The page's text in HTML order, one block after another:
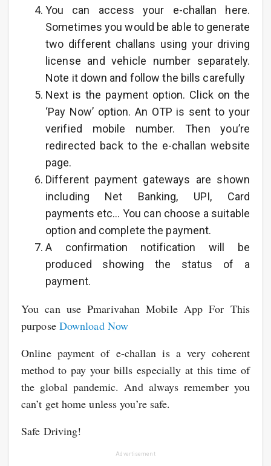
You can access your e-challan here.
Sometimes you would be able to generate
two different challans using your driving
license and vehicle number separately.
Note it down and follow the bills carefully
Next is the payment option. Click on the
‘Pay Now’ option. An OTP is sent to your
verified mobile number. Then you’re
redirected back to the e-challan website
page.
Different payment gateways are shown
including Net Banking, UPI, Card
payments etc… You can choose a suitable
option and complete the payment.
A confirmation notification will be
produced showing the status of a
payment.
You can use Pmarivahan Mobile App For This
purpose Download Now
Online payment of e-challan is a very coherent
method to pay your bills especially at this time of
the global pandemic. And always remember you
can’t get home unless you’re safe.
Safe Driving!
Advertisement